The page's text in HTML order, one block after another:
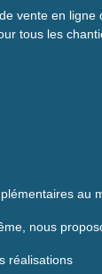
vente en ligne
tous les
au
nous
réalisations